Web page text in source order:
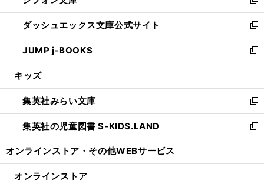
開
く
ン
ド
ウ
で
開
ウ
ィ
ン
ド
ウ
開
く
新
し
い
ウ
ィ
ン
ウ
で
開
く
ダッシュエックス文庫公式サイト
新
し
い
ウ
ン
ド
ウ
で
JUMP j-BOOKS
新
し
ウ
ィ
ン
ド
開
キッズ
集英社みらい文庫
新
し
い
ン
集英社の児童図書 S-KIDS.LAND
新
ウ
オンラインストア・ その他WEBサービス
オンラインストア